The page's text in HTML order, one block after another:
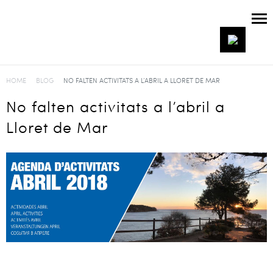
HOME BLOG NO FALTEN ACTIVITATS A L’ABRIL A LLORET DE MAR
No falten activitats a l’abril a
Lloret de Mar